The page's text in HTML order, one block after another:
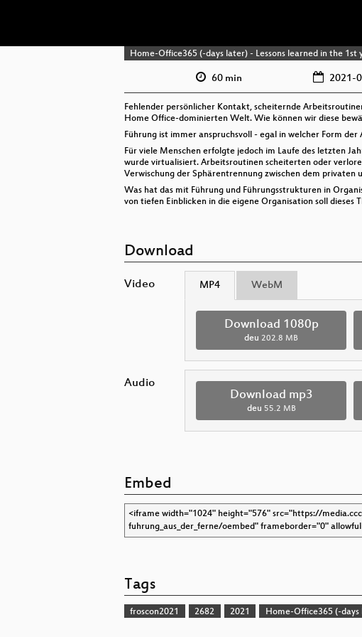
Home-Office365 (-days later) - Lessons learned in the
60 min 2021-
Fehlender persönlicher Kontakt, scheiternde
Home Office-dominierten Welt. Wie können wir diese
Führung ist immer anspruchsvoll - egal in welcher Form
Für viele Menschen erfolgte jedoch im Laufe des letzten
wurde virtualisiert. Arbeitsroutinen scheiterten oder
Verwischung der Sphärentrennung zwischen dem privaten
Was hat das mit Führung und Führungsstrukturen in
von tiefen Einblicken in die eigene Organisation soll dieses
Download
Video MP4 WebM
Download 1080p
deu 202.8 MB
Audio
Download mp3
deu 55.2 MB
Embed
Tags
froscon2021 2682 2021 Home-Office365 (-